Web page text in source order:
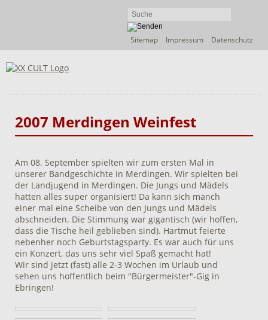
Navigation
Sitemap Impressum Datenschutz
2007 Merdingen Weinfest
Am 08. September spielten wir zum ersten Mal in
unserer Bandgeschichte in Merdingen. Wir spielten bei
der Landjugend in Merdingen. Die Jungs und Mädels
hatten alles super organisiert! Da kann sich manch
einer mal eine Scheibe von den Jungs und Mädels
abschneiden. Die Stimmung war gigantisch (wir hoffen,
dass die Tische heil geblieben sind). Hartmut feierte
nebenher noch Geburtstagsparty. Es war auch für uns
ein Konzert, das uns sehr viel Spaß gemacht hat!
Wir sind jetzt (fast) alle 2-3 Wochen im Urlaub und
sehen uns hoffentlich beim "Bürgermeister"-Gig in
Ebringen!